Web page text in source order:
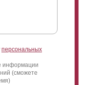
персональных
информации
(сможете